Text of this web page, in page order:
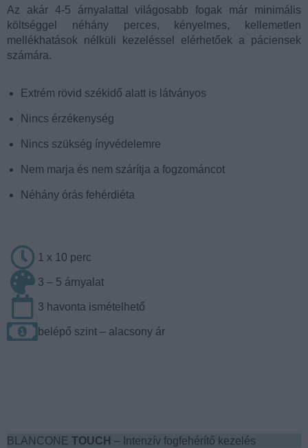
Az akár 4-5 árnyalattal világosabb fogak már minimális
költséggel néhány perces, kényelmes, kellemetlen
mellékhatások nélküli kezeléssel elérhetőek a páciensek
számára.
Extrém rövid székidő alatt is látványos
Nincs érzékenység
Nincs szükség ínyvédelemre
Nem marja és nem szárítja a fogzománcot
Néhány órás fehérdiéta
1 x 10 perc
3 – 5 árnyalat
3 havonta ismételhető
belépő szint – alacsony ár
BLANCONE TOUCH – Intenzív fogfehérítő kezelés